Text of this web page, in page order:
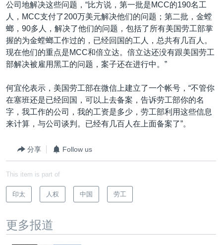
公司地解决这些问题，“比方说，第一批是MCC的190名工
人，MCC支付了200万美元解决他们的问题；第二批，金螳
螂，90多人，解决了他们的问题，包括了所有美国劳工部掌
握的为金螳螂工作过的，已经回国的工人，总共有几百人。
现在他们的重点是MCC和倍立达。倍立达还没有跟美国劳工
部解决被雇用黑工的问题，案子还在进行中。”
何宜伦表示，美国劳工部在微信上建立了一个帐号，“不管你
在塞班还是已经回国，可以上去备案，告诉劳工部你的名
字，我工作的公司，我的工资是多少，劳工部利用这些信息
来计算，与公司谈判。已经有几百人在上面备案了”。
分享 Follow us
This item is part of
印太 人权 中国 劳工
更多报道